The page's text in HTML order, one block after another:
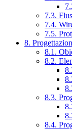
7.3.
7.4.
7.5.
8.
8.1.
8.2.
8.3.
8.4.